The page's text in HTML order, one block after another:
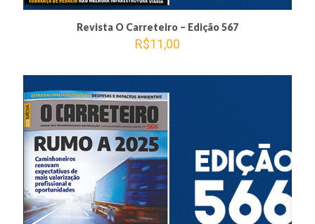
Revista O Carreteiro – Edição 567
R$11,00